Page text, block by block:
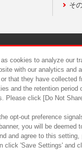
そ
食品のご
cookies to analyze our
with our analytics and
that they have
and the retention
Please click [Do Not
opt-out preference
you will be
and agree to this
click 'Save Settings' and